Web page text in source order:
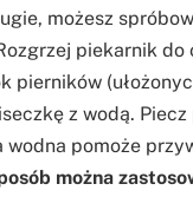
możesz
piekarnik do
pierników
z wodą.
wodna pomoże
można